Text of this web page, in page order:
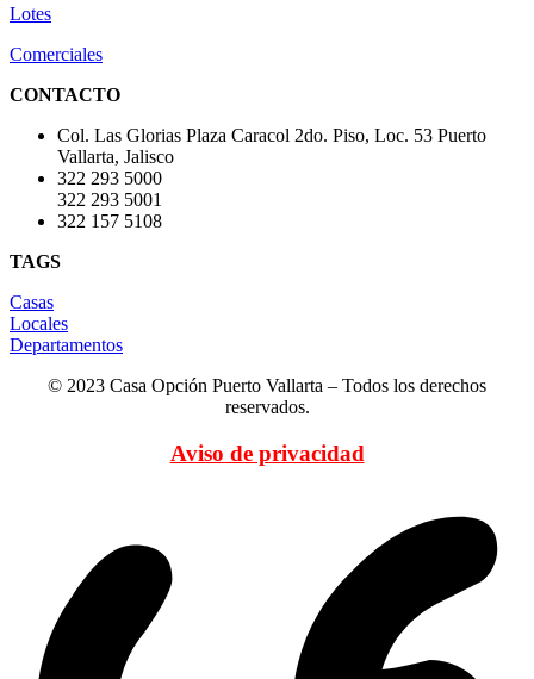
Lotes
Comerciales
CONTACTO
Col. Las Glorias Plaza Caracol 2do. Piso, Loc. 53 Puerto
Vallarta, Jalisco
322 293 5000
322 293 5001
322 157 5108
TAGS
Casas
Locales
Departamentos
© 2023 Casa Opción Puerto Vallarta – Todos los derechos
reservados.
Aviso de privacidad